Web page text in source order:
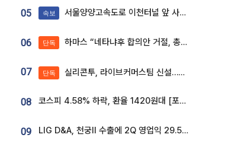
05 속보 서울양양고속도로 이천터널 앞 사고 발생
06 단독 하마스 “네타냐후 합의안 거절, 총선 앞두고 시간 끌기”
07 단독 실리콘투, 라이브커머스팀 신설…K뷰티 ‘글로벌 판매망’ 확대[K뷰티 라방戰]
08 코스피 4.58% 하락, 환율 1420원대 [포토]
09 LIG D&A, 천궁Ⅱ 수출에 2Q 영업익 29.5%↑…수주잔고 24.6조 [종합]